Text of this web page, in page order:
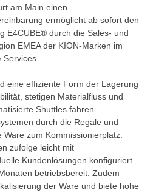
am Main einen
ermöglicht ab sofort den
E4CUBE® durch die Sales- und
EMEA der KION-Marken im
eine effiziente Form der Lagerung
stetigen Materialfluss und
Shuttles fahren
durch die Regale und
zum Kommissionierplatz.
zufolge leicht mit
Kundenlösungen konfiguriert
betriebsbereit. Zudem
der Ware und biete hohe